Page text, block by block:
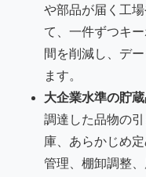
や部品が届く工
て、一件ずつキ
間を削減し、デ
ます。
大企業水準の貯
調達した品物の
庫、あらかじめ
管理、棚卸調整